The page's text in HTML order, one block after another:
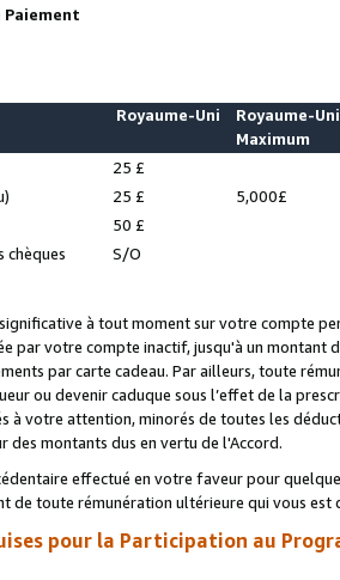
Paiement
Royaume-Uni
Royaume-Uni
Maximum
25 £
25 £
5,000£
50 £
chèques
S/O
à tout moment sur votre compte
par votre compte inactif, jusqu'à un montant
par carte cadeau. Par ailleurs, toute
ou devenir caduque sous l’effet de la
à votre attention, minorés de toutes les
des montants dus en vertu de l'Accord.
effectué en votre faveur pour
de toute rémunération ultérieure qui vous est
pour la Participation au